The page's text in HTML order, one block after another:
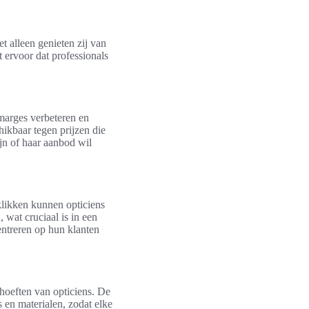
alleen genieten zij van
dat professionals
verbeteren en
tegen prijzen die
of haar aanbod wil
kunnen opticiens
wat cruciaal is in een
op hun klanten
van opticiens. De
materialen, zodat elke